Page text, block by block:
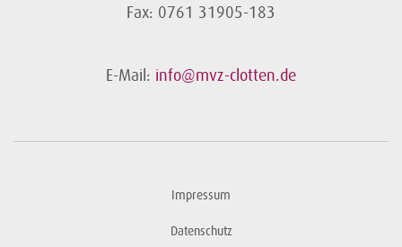
Fax: 0761 31905-183
E-Mail: info@mvz-clotten.de
Impressum
Datenschutz